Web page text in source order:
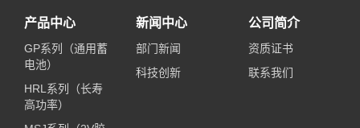
产品中心
GP系列（通用蓄
电池）
HRL系列（长寿
高功率）
新闻中心
部门新闻
科技创新
公司简介
资质证书
联系我们